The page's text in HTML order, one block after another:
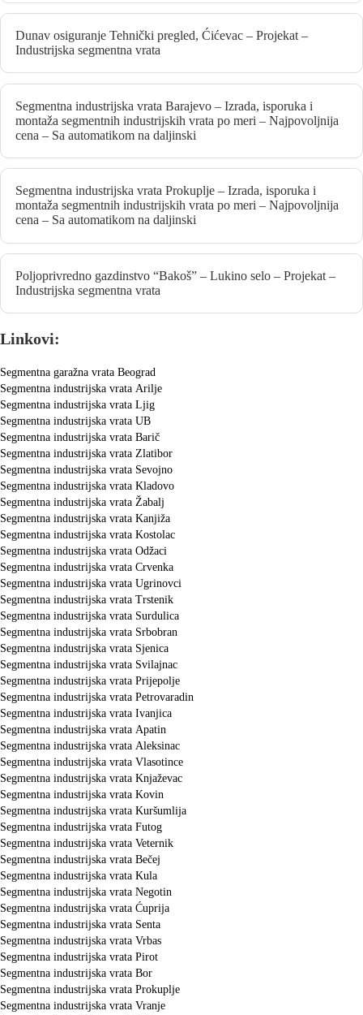
Dunav osiguranje Tehnički pregled, Ćićevac – Projekat –
Industrijska segmentna vrata
Segmentna industrijska vrata Barajevo – Izrada, isporuka i
montaža segmentnih industrijskih vrata po meri – Najpovoljnija
cena – Sa automatikom na daljinski
Segmentna industrijska vrata Prokuplje – Izrada, isporuka i
montaža segmentnih industrijskih vrata po meri – Najpovoljnija
cena – Sa automatikom na daljinski
Poljoprivredno gazdinstvo “Bakoš” – Lukino selo – Projekat –
Industrijska segmentna vrata
Linkovi:
Segmentna garažna vrata Beograd
Segmentna industrijska vrata Arilje
Segmentna industrijska vrata Ljig
Segmentna industrijska vrata UB
Segmentna industrijska vrata Barič
Segmentna industrijska vrata Zlatibor
Segmentna industrijska vrata Sevojno
Segmentna industrijska vrata Kladovo
Segmentna industrijska vrata Žabalj
Segmentna industrijska vrata Kanjiža
Segmentna industrijska vrata Kostolac
Segmentna industrijska vrata Odžaci
Segmentna industrijska vrata Crvenka
Segmentna industrijska vrata Ugrinovci
Segmentna industrijska vrata Trstenik
Segmentna industrijska vrata Surdulica
Segmentna industrijska vrata Srbobran
Segmentna industrijska vrata Sjenica
Segmentna industrijska vrata Svilajnac
Segmentna industrijska vrata Prijepolje
Segmentna industrijska vrata Petrovaradin
Segmentna industrijska vrata Ivanjica
Segmentna industrijska vrata Apatin
Segmentna industrijska vrata Aleksinac
Segmentna industrijska vrata Vlasotince
Segmentna industrijska vrata Knjaževac
Segmentna industrijska vrata Kovin
Segmentna industrijska vrata Kuršumlija
Segmentna industrijska vrata Futog
Segmentna industrijska vrata Veternik
Segmentna industrijska vrata Bečej
Segmentna industrijska vrata Kula
Segmentna industrijska vrata Negotin
Segmentna industrijska vrata Ćuprija
Segmentna industrijska vrata Senta
Segmentna industrijska vrata Vrbas
Segmentna industrijska vrata Pirot
Segmentna industrijska vrata Bor
Segmentna industrijska vrata Prokuplje
Segmentna industrijska vrata Vranje